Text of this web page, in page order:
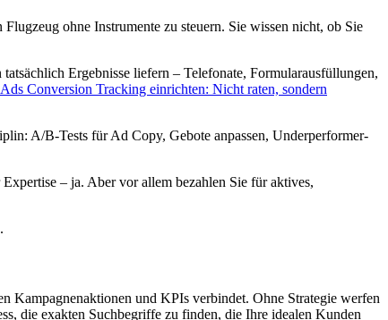
ohne Instrumente zu steuern. Sie wissen nicht, ob Sie
Ergebnisse liefern – Telefonate, Formularausfüllungen,
Conversion Tracking einrichten: Nicht raten, sondern
A/B-Tests für Ad Copy, Gebote anpassen, Underperformer-
– ja. Aber vor allem bezahlen Sie für aktives,
Kampagnenaktionen und KPIs verbindet. Ohne Strategie werfen
die exakten Suchbegriffe zu finden, die Ihre idealen Kunden